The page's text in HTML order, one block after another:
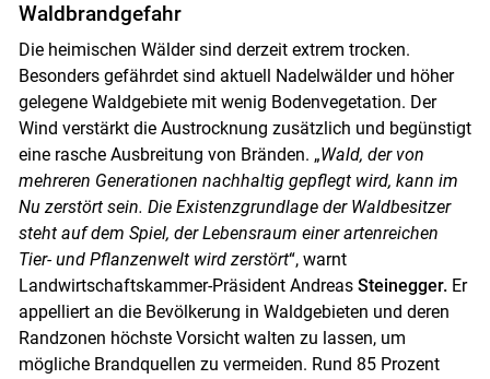
Skip to main content
Waldbrandgefahr
Die heimischen Wälder sind derzeit extrem trocken.
Besonders gefährdet sind aktuell Nadelwälder und höher
gelegene Waldgebiete mit wenig Bodenvegetation. Der
Wind verstärkt die Austrocknung zusätzlich und begünstigt
eine rasche Ausbreitung von Bränden. „Wald, der von
mehreren Generationen nachhaltig gepflegt wird, kann im
Nu zerstört sein. Die Existenzgrundlage der Waldbesitzer
steht auf dem Spiel, der Lebensraum einer artenreichen
Tier- und Pflanzenwelt wird zerstört“, warnt
Landwirtschaftskammer-Präsident Andreas Steinegger.Er
appelliert an die Bevölkerung in Waldgebieten und deren
Randzonen höchste Vorsicht walten zu lassen, um
mögliche Brandquellen zu vermeiden. Rund 85 Prozent